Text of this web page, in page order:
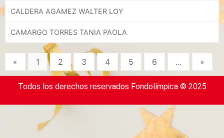
CALDERA AGAMEZ WALTER LOY
CAMARGO TORRES TANIA PAOLA
« 1 2 3 4 5 6 ... »
Todos los derechos reservados Fondolímpica © 2025